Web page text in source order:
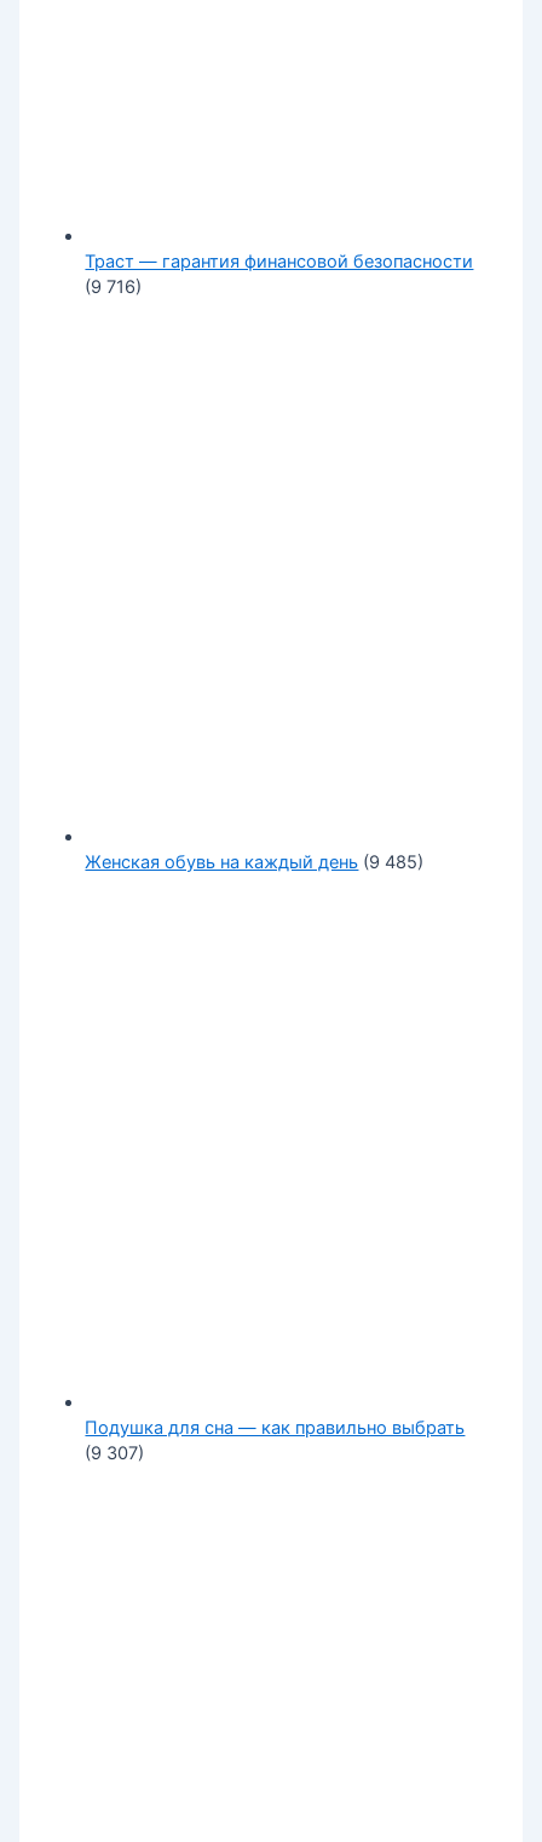
Траст — гарантия финансовой безопасности
(9 716)
Женская обувь на каждый день (9 485)
Подушка для сна — как правильно выбрать
(9 307)